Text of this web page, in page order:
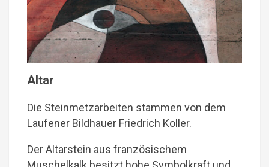
Altar
Die Steinmetzarbeiten stammen von dem
Laufener Bildhauer Friedrich Koller.
Der Altarstein aus französischem